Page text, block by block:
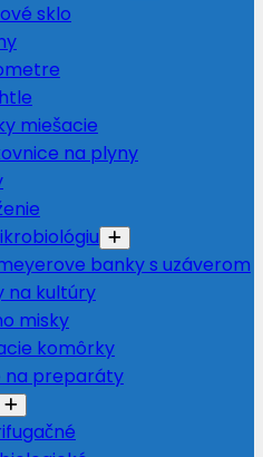
sklo
miešacie
na plyny
banky s uzáverom
na kultúry
misky
komôrky
na preparáty